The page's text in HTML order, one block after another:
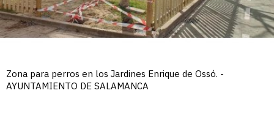
Zona para perros en los Jardines Enrique de Ossó. -
AYUNTAMIENTO DE SALAMANCA